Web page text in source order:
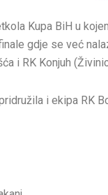
Kupa BiH u
gdje se već
i RK Konjuh
i ekipa RK